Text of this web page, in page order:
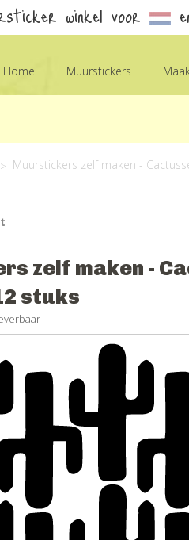
winkel voor
Home Muurstickers
Muurstickers zelf maken -
zelf maken -
stuks